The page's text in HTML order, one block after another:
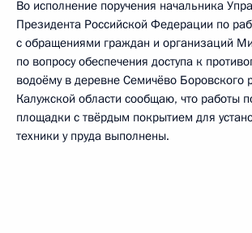
Во исполнение поручения начальника
Президента Российской Федерации по
с обращениями граждан и организаций
по вопросу обеспечения доступа к
водоёму в деревне Семичёво Боровского
Калужской области сообщаю, что работы
площадки с твёрдым покрытием для
техники у пруда выполнены.